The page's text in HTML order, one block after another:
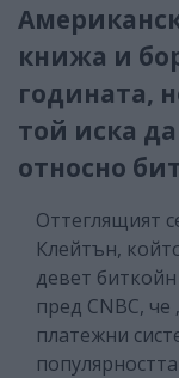
книжа и
годината,
той иска
относно
Оттеглящият
Клейтън,
девет
пред CNBC,
платежни